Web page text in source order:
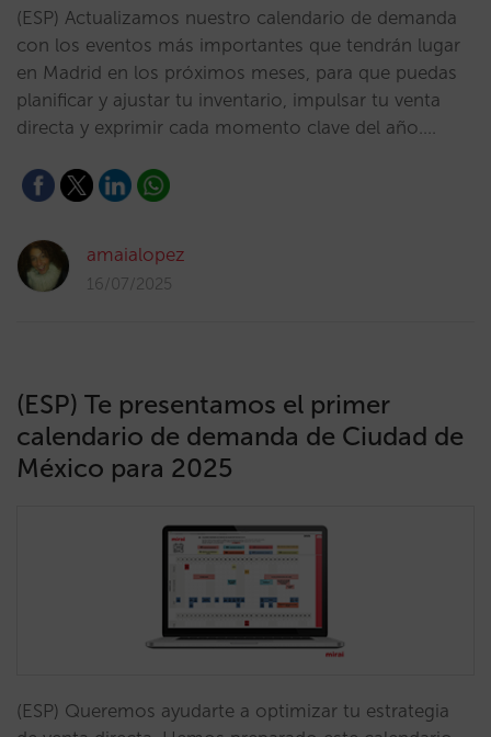
(ESP) Actualizamos nuestro calendario de demanda
con los eventos más importantes que tendrán lugar
en Madrid en los próximos meses, para que puedas
planificar y ajustar tu inventario, impulsar tu venta
directa y exprimir cada momento clave del año.…
amaialopez
16/07/2025
(ESP) Te presentamos el primer
calendario de demanda de Ciudad de
México para 2025
(ESP) Queremos ayudarte a optimizar tu estrategia